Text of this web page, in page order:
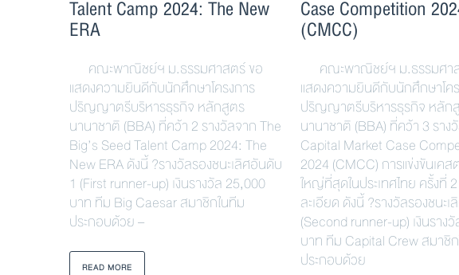
Talent Camp 2024: The New
ERA
คณะพาณิชย์ฯ ม.ธรรมศาสตร์ ขอ
แสดงความยินดีกับนักศึกษาโครงการ
ปริญญาตรีบริหารธุรกิจ หลักสูตร
นานาชาติ (BBA) ที่คว้า 2 รางวัลจาก The
Big’s Seed Talent Camp 2024: The
New ERA ดังนี้ ?รางวัลรองชนะเลิศอันดับ
1 (First runner-up) เงินรางวัล 25,000
บาท ทีม Big Caesar สมาชิกในทีม
ประกอบด้วย –
READ MORE
Case Competition
(CMCC)
คณะพาณิชย์ฯ ม.ธรรมศา
แสดงความยินดีกับนักศึกษาโค
ปริญญาตรีบริหารธุรกิจ หลัก
นานาชาติ (BBA) ที่คว้า 3 ราง
Capital Market Case
2024 (CMCC) การแข่งขันเค
ใหญ่ที่สุดในประเทศไทย ครั้งที่
ละเอียด ดังนี้ ?รางวัลรองชนะ
(Second runner-up) เงินราง
บาท ทีม Capital Crew สมาชิ
ประกอบด้วย